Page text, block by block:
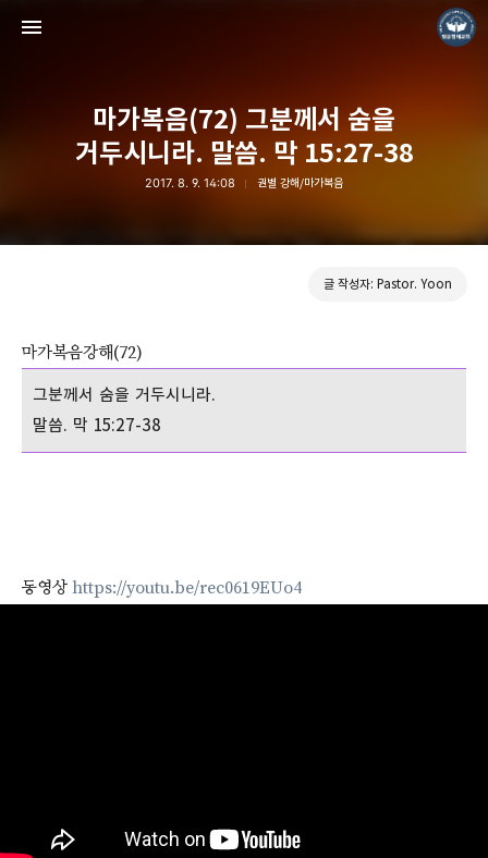
마가복음(72) 그분께서 숨을
거두시니라. 말씀. 막 15:27-38
2017. 8. 9. 14:08 권별 강해/마가복음
글 작성자: Pastor. Yoon
마가복음강해(72)
그분께서 숨을 거두시니라.
말씀. 막 15:27-38
동영상 https://youtu.be/rec0619EUo4
❏말씀침례교회 ❏AV1611.net ❏Peter Yoon